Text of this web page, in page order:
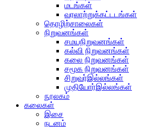
மடங்கள்
வரலாற்றுக்கட்டடங்கள்
தொழிற்சாலைகள்
நிறுவனங்கள்
சமயநிறுவனங்கள்
கல்வி நிறுவனங்கள்
கலை நிறுவனங்கள்
சமூக நிறுவனங்கள்
சிறுவர்இல்லங்கள்
முதியோர்இல்லங்கள்
நூலகம்
கலைகள்
இசை
நடனம்